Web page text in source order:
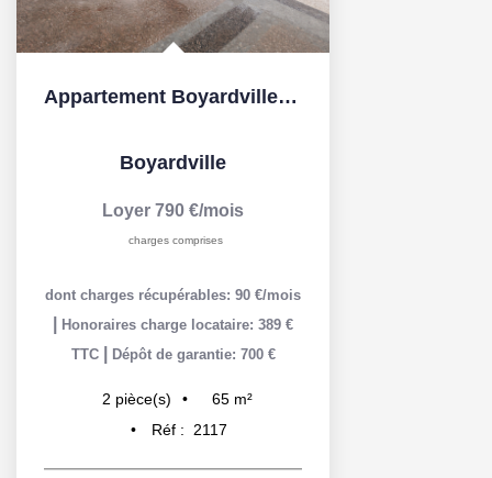
Appartement Boyardville 2 pièce(s)
Boyardville
Loyer 790 €/mois
charges comprises
dont charges récupérables: 90 €/mois
Honoraires charge locataire: 389 €
TTC
Dépôt de garantie: 700 €
2 pièce(s) 65 m²
Réf :
2117